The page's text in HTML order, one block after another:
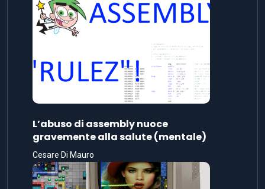
L’abuso di assembly nuoce
gravemente alla salute (mentale)
Cesare Di Mauro